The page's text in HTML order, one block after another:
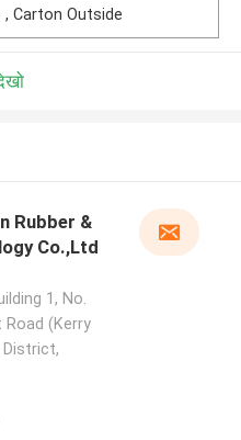
, Carton Outside
Rubber &
Co.,Ltd
1, No.
Road (Kerry
District,